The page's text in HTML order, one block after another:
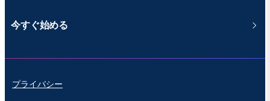
今すぐ始める
プライバシー